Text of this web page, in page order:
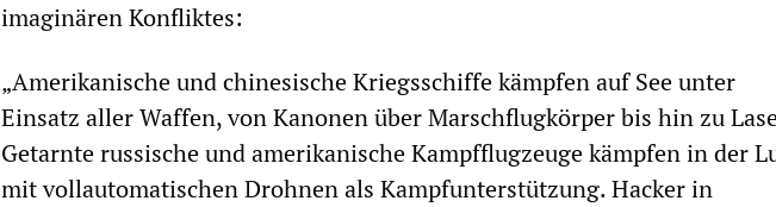
imaginären Konfliktes:
„Amerikanische und chinesische Kriegsschiffe kämpfen auf See unter
Einsatz aller Waffen, von Kanonen über Marschflugkörper bis hin zu
Getarnte russische und amerikanische Kampfflugzeuge kämpfen in der
mit vollautomatischen Drohnen als Kampfunterstützung. Hacker in